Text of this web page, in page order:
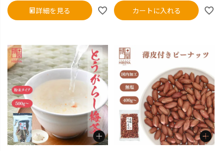
詳細を見る カートに入れる